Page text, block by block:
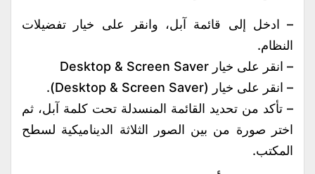
– ادخل إلى قائمة آبل، وانقر على خيار تفضيلات
النظام.
– انقر على خيار Desktop & Screen Saver
– انقر على خيار (Desktop & Screen Saver).
– تأكد من تحديد القائمة المنسدلة تحت كلمة آبل، ثم
اختر صورة من بين الصور الثلاثة الديناميكية لسطح
المكتب.